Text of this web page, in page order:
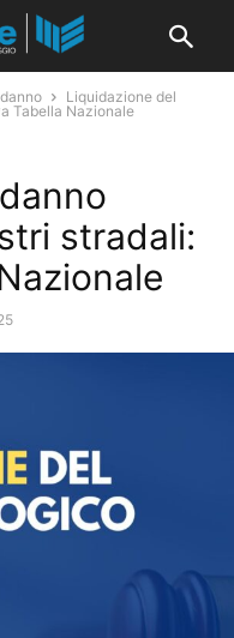
Liquidazione del
Tabella Nazionale
stradali: